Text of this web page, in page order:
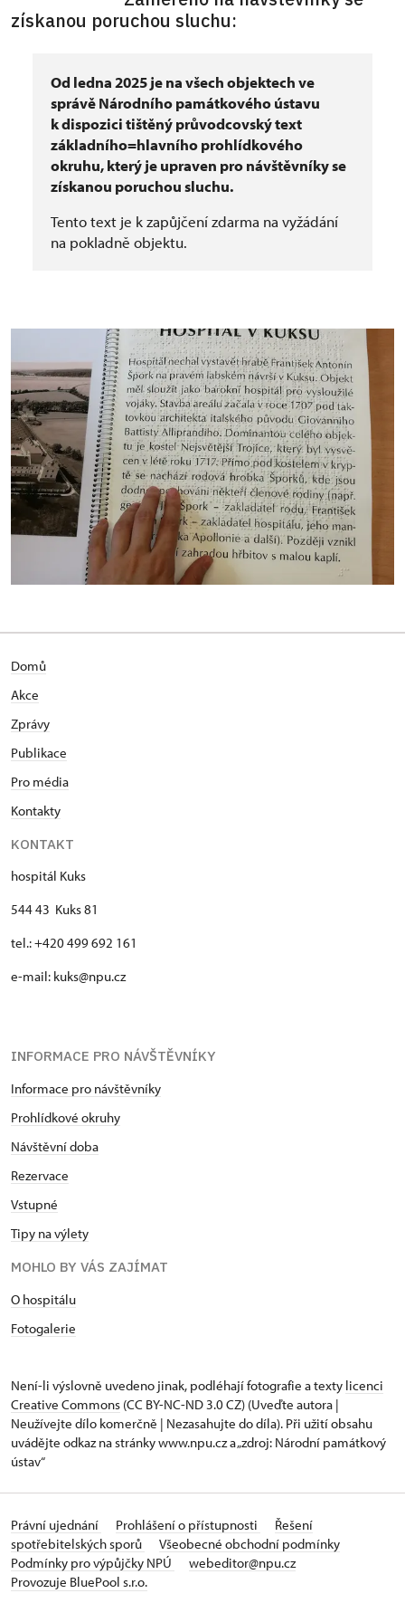
získanou poruchou sluchu:
Od ledna 2025 je na všech objektech ve
správě Národního památkového ústavu
k dispozici tištěný průvodcovský text
základního=hlavního prohlídkového
okruhu, který je upraven pro návštěvníky se
získanou poruchou sluchu.
Tento text je k zapůjčení zdarma na vyžádání
na pokladně objektu.
Domů
Akce
Zprávy
Publikace
Pro média
Kontakty
KONTAKT
hospitál Kuks
544 43 Kuks 81
tel.: +420 499 692 161
e-mail: kuks@npu.cz
INFORMACE PRO NÁVŠTĚVNÍKY
Informace pro návštěvníky
Prohlídkové okruhy
Návštěvní doba
Rezervace
Vstupné
Tipy na výlety
MOHLO BY VÁS ZAJÍMAT
O hospitálu
Fotogalerie
Není-li výslovně uvedeno jinak, podléhají fotografie a texty licenci
Creative Commons (CC BY-NC-ND 3.0 CZ) (Uveďte autora |
Neužívejte dílo komerčně | Nezasahujte do díla). Při užití obsahu
uvádějte odkaz na stránky www.npu.cz a „zdroj: Národní památkový
ústav“
Právní ujednání Prohlášení o přístupnosti
Řešení
spotřebitelských sporů
Všeobecné obchodní podmínky
Podmínky pro výpůjčky NPÚ
webeditor@npu.cz
Provozuje BluePool s.r.o.